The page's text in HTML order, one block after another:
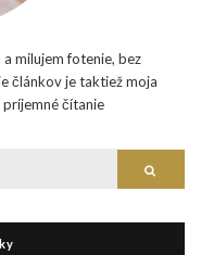
milujem fotenie, bez
článkov je taktiež moja
príjemné čítanie